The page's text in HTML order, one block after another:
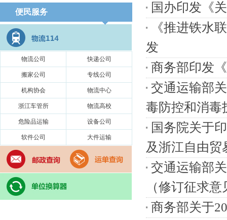
便民服务
物流公司 快递公司
搬家公司 专线公司
机构协会 物流中心
浙江车管所 物流高校
危险品运输 设备公司
软件公司 大件运输
国办印发《
《推进铁水
发
商务部印发
交通运输部
毒防控和消毒
国务院关于
及浙江自由贸
交通运输部
（修订征求
商务部关于